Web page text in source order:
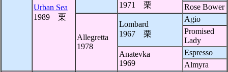
Urban Sea
1989 栗
1971 栗
Rose Bower
Allegretta
1978
Lombard
1967 栗
Agio
Promised
Lady
Anatevka
1969
Espresso
Almyra